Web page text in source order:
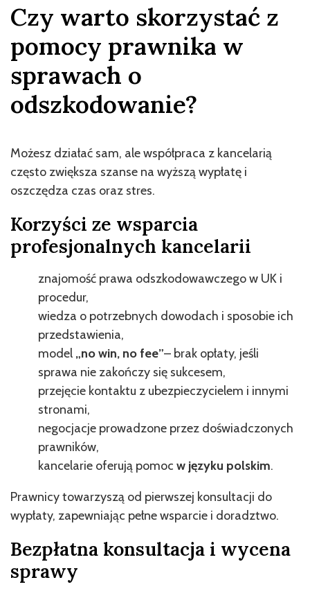
Czy warto skorzystać z
pomocy prawnika w
sprawach o
odszkodowanie?
Możesz działać sam, ale współpraca z kancelarią
często zwiększa szanse na wyższą wypłatę i
oszczędza czas oraz stres.
Korzyści ze wsparcia
profesjonalnych kancelarii
znajomość prawa odszkodowawczego w UK i
procedur,
wiedza o potrzebnych dowodach i sposobie ich
przedstawienia,
model „no win, no fee”– brak opłaty, jeśli
sprawa nie zakończy się sukcesem,
przejęcie kontaktu z ubezpieczycielem i innymi
stronami,
negocjacje prowadzone przez doświadczonych
prawników,
kancelarie oferują pomoc w języku polskim.
Prawnicy towarzyszą od pierwszej konsultacji do
wypłaty, zapewniając pełne wsparcie i doradztwo.
Bezpłatna konsultacja i wycena
sprawy